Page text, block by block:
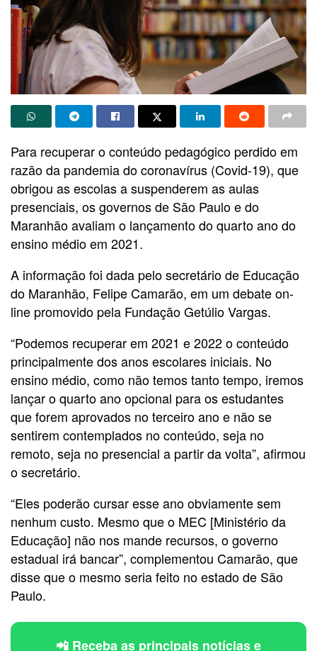
Para recuperar o conteúdo pedagógico perdido em
razão da pandemia do coronavírus (Covid-19), que
obrigou as escolas a suspenderem as aulas
presenciais, os governos de São Paulo e do
Maranhão avaliam o lançamento do quarto ano do
ensino médio em 2021.
A informação foi dada pelo secretário de Educação
do Maranhão, Felipe Camarão, em um debate on-
line promovido pela Fundação Getúlio Vargas.
“Podemos recuperar em 2021 e 2022 o conteúdo
principalmente dos anos escolares iniciais. No
ensino médio, como não temos tanto tempo, iremos
lançar o quarto ano opcional para os estudantes
que forem aprovados no terceiro ano e não se
sentirem contemplados no conteúdo, seja no
remoto, seja no presencial a partir da volta”, afirmou
o secretário.
“Eles poderão cursar esse ano obviamente sem
nenhum custo. Mesmo que o MEC [Ministério da
Educação] não nos mande recursos, o governo
estadual irá bancar”, complementou Camarão, que
disse que o mesmo seria feito no estado de São
Paulo.
📲 Receba as principais notícias e